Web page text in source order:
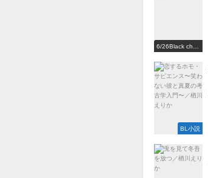
6/26Black choc
加作家
BL小説